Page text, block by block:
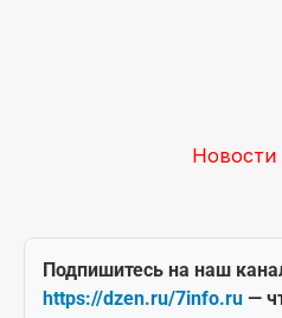
Подпишитесь на наш
https://dzen.ru/7info.ru —